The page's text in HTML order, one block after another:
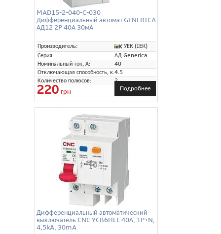
MAD15-2-040-C-030
Дифференциальный автомат GENERICA
АД12 2P 40А 30мА
Производитель:
УЕК (IEK)
Серия:
АД Generica
Номинальный ток, А:
40
Отключающая способность, кА:4.5
Количество полюсов:
2
220 грн Подробнее
Дифференциальный автоматический
выключатель CNC YCB6HLE 40А, 1P+N,
4,5kA, 30mA